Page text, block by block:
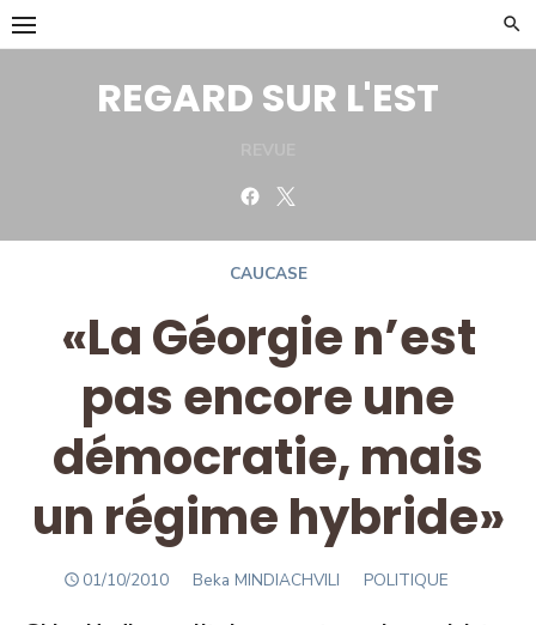
Skip
to
REGARD SUR L'EST
Facebook
CAUCASE
«La Géorgie n’est
pas encore une
démocratie, mais
un régime hybride»
POSTED
01/10/2010 Author
Beka MINDIACHVILI POLITIQUE